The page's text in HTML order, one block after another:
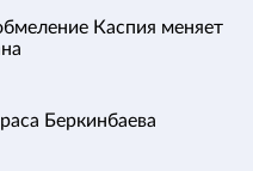
Каспия меняет
Беркинбаева